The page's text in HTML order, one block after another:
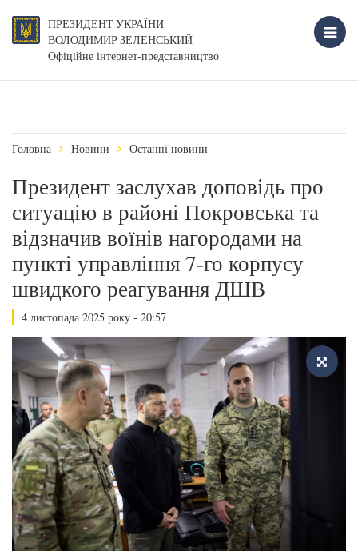
ПРЕЗИДЕНТ УКРАЇНИ
ВОЛОДИМИР ЗЕЛЕНСЬКИЙ
Офіційне інтернет-представництво
Головна Новини Останні новини
Президент заслухав доповідь про
ситуацію в районі Покровська та
відзначив воїнів нагородами на
пункті управління 7-го корпусу
швидкого реагування ДШВ
4 листопада 2025 року - 20:57